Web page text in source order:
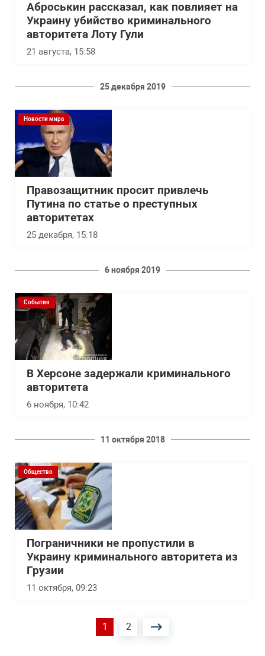
Аброськин рассказал, как повлияет на
Украину убийство криминального
авторитета Лоту Гули
21 августа, 15:58
25 декабря 2019
Новости мира
Правозащитник просит привлечь
Путина по статье о преступных
авторитетах
25 декабря, 15:18
6 ноября 2019
События
В Херсоне задержали криминального
авторитета
6 ноября, 10:42
11 октября 2018
Общество
Пограничники не пропустили в
Украину криминального авторитета из
Грузии
11 октября, 09:23
Текущая
1 Страница
2